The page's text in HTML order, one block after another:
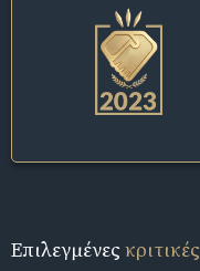
Επιλεγμένεςκριτικές